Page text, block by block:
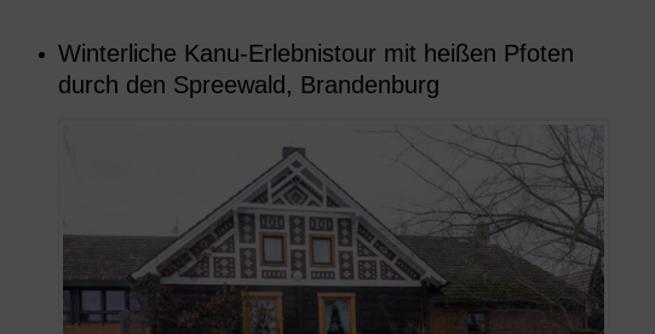
Winterliche Kanu-Erlebnistour mit heißen Pfoten
durch den Spreewald, Brandenburg